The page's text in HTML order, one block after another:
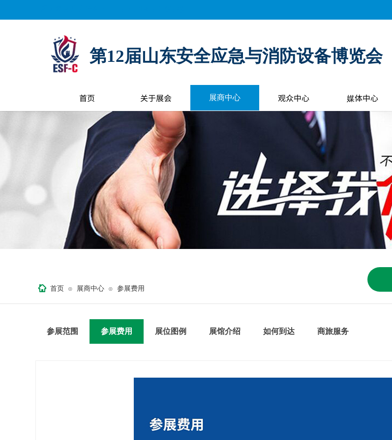
第12届山东安全应急与消防设备博览会
首页 关于展会 展商中心 观众中心 媒体中心
首页 ⊙ 展商中心 ⊙ 参展费用
参展范围 参展费用 展位图例 展馆介绍 如何到达 商旅服务